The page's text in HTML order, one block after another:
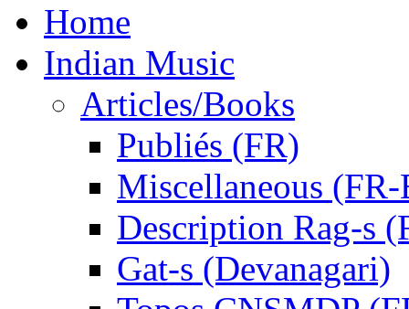
Home
Indian Music
Articles/Books
Publiés (FR)
Miscellaneous
Description Rag-s
Gat-s (Devanagari)